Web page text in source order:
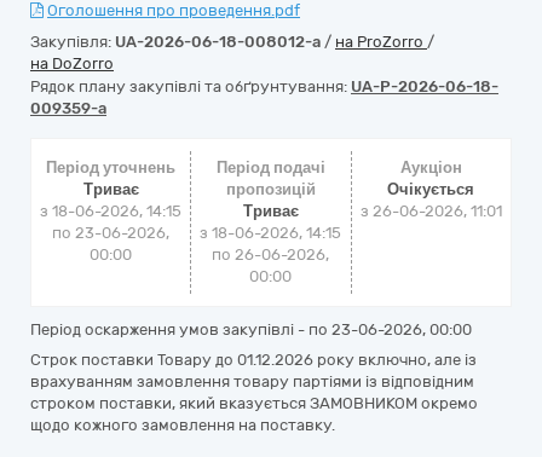
Оголошення про проведення.pdf
Закупівля: UA-2026-06-18-008012-a / на ProZorro /
на DoZorro
Рядок плану закупівлі та обґрунтування: UA-P-2026-06-18-
009359-a
Період уточнень
Триває
з 18-06-2026, 14:15
по 23-06-2026,
00:00
Період подачі
пропозицій
Триває
з 18-06-2026, 14:15
по 26-06-2026,
00:00
Аукціон
Очікується
з 26-06-2026, 11:01
Період оскарження умов закупівлі - по 23-06-2026, 00:00
Строк поставки Товару до 01.12.2026 року включно, але із
врахуванням замовлення товару партіями із відповідним
строком поставки, який вказується ЗАМОВНИКОМ окремо
щодо кожного замовлення на поставку.